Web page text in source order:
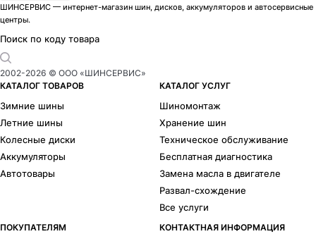
Андерсен
16
Апероль
Аскет 66
Аврора
Азур
42
Бэнкс 34
Бомбей 41
Бустер 4
Дайс 30
Эрнесто 23
ШИНСЕРВИС — интернет-магазин шин, дисков, аккумуляторов и автосервисные
центры.
Поиск по коду товара
2002-2026 © ООО «ШИНСЕРВИС»
КАТАЛОГ ТОВАРОВ
Зимние шины
Летние шины
Колесные диски
Аккумуляторы
Автотовары
КАТАЛОГ УСЛУГ
Шиномонтаж
Хранение шин
Техническое обслуживание
Бесплатная диагностика
Замена масла в двигателе
Развал-схождение
Все услуги
ПОКУПАТЕЛЯМ КОНТАКТНАЯ ИНФОРМАЦИЯ